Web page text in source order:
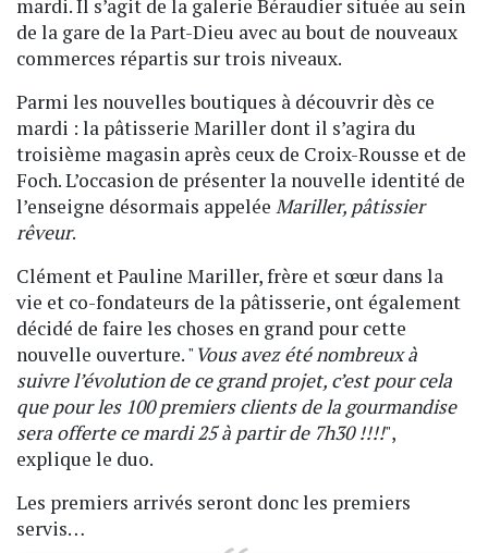
mardi. Il s’agit de la galerie Béraudier située au sein
de la gare de la Part-Dieu avec au bout de nouveaux
commerces répartis sur trois niveaux.
Parmi les nouvelles boutiques à découvrir dès ce
mardi : la pâtisserie Mariller dont il s’agira du
troisième magasin après ceux de Croix-Rousse et de
Foch. L’occasion de présenter la nouvelle identité de
l’enseigne désormais appelée Mariller, pâtissier
rêveur.
Clément et Pauline Mariller, frère et sœur dans la
vie et co-fondateurs de la pâtisserie, ont également
décidé de faire les choses en grand pour cette
nouvelle ouverture. " Vous avez été nombreux à
suivre l’évolution de ce grand projet, c’est pour cela
que pour les 100 premiers clients de la gourmandise
sera offerte ce mardi 25 à partir de 7h30 !!!!",
explique le duo.
Les premiers arrivés seront donc les premiers
servis…